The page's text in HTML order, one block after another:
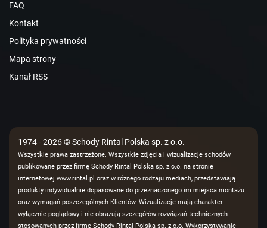
FAQ
Kontakt
Polityka prywatności
Mapa strony
Kanał RSS
1974 - 2026 © Schody Rintal Polska sp. z o.o.
Wszystkie prawa zastrzeżone. Wszystkie zdjęcia i wizualizacje schodów
publikowane przez firmę Schody Rintal Polska sp. z o.o. na stronie
internetowej www.rintal.pl oraz w różnego rodzaju mediach, przedstawiają
produkty indywidualnie dopasowane do przeznaczonego im miejsca montażu
oraz wymagań poszczególnych Klientów. Wizualizacje mają charakter
wyłącznie poglądowy i nie obrazują szczegółów rozwiązań technicznych
stosowanych przez firmę Schody Rintal Polska sp. z o.o. Wykorzystywanie